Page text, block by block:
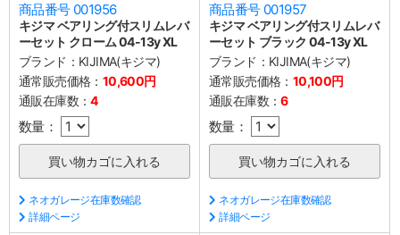
商品番号 001956
キジマ ベアリング付スリムレバ
ーセット クローム 04-13y XL
ブランド： KIJIMA(キジマ)
通常販売価格： 10,600円
通販在庫数：4
数量：
ネオガレージ在庫数確認
詳細ページ
商品番号 001957
キジマ ベアリング付スリムレバ
ーセット ブラック 04-13y XL
ブランド： KIJIMA(キジマ)
通常販売価格： 10,100円
通販在庫数：6
数量：
ネオガレージ在庫数確認
詳細ページ